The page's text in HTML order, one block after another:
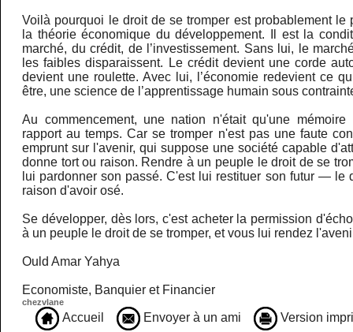
Voilà pourquoi le droit de se tromper est probablement le
la théorie économique du développement. Il est la
marché, du crédit, de l’investissement. Sans lui, le
les faibles disparaissent. Le crédit devient une corde
devient une roulette. Avec lui, l’économie redevient ce
être, une science de l’apprentissage humain sous
Au commencement, une nation n'était qu'une
rapport au temps. Car se tromper n'est pas une faute
emprunt sur l'avenir, qui suppose une société capable
donne tort ou raison. Rendre à un peuple le droit de se
lui pardonner son passé. C'est lui restituer son futur — le
raison d'avoir osé.
Se développer, dès lors, c'est acheter la permission
à un peuple le droit de se tromper, et vous lui rendez
Ould Amar Yahya
Economiste, Banquier et Financier
chezvlane
Accueil Envoyer à un ami Version